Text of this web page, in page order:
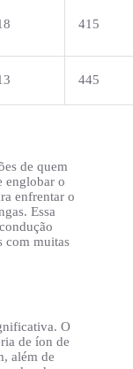
415
445
de quem
englobar o
enfrentar o
Essa
com muitas
O
de íon de
além de